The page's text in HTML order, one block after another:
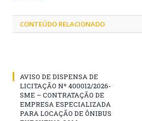
CONTEÚDO RELACIONADO
AVISO DE DISPENSA DE
LICITAÇÃO Nº 400012/2026-
SME – CONTRATAÇÃO DE
EMPRESA ESPECIALIZADA
PARA LOCAÇÃO DE ÔNIBUS